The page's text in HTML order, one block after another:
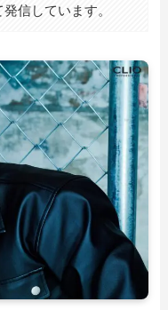
信しています。